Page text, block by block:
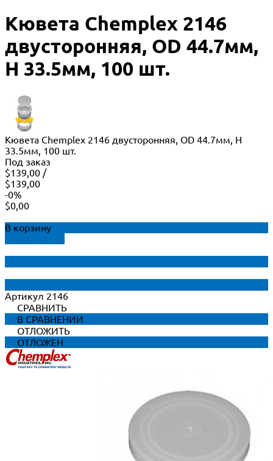
Кювета Chemplex 2146
двусторонняя, OD 44.7мм,
H 33.5мм, 100 шт.
Кювета Chemplex 2146 двусторонняя, OD 44.7мм, H
33.5мм, 100 шт.
Под заказ
$139,00 /
$139,00
-0%
$0,00
В корзину
Артикул 2146
СРАВНИТЬ
В СРАВНЕНИИ
ОТЛОЖИТЬ
ОТЛОЖЕН